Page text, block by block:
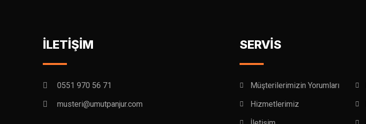
İLETİŞİM
0551 970 56 71
musteri@umutpanjur.com
SERVİS
Müşterilerimizin Yorumları
Hizmetlerimiz